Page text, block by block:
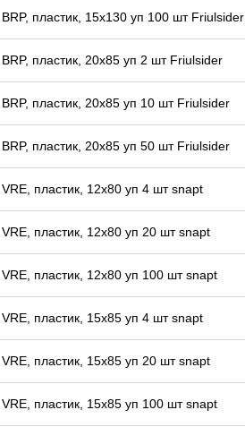
BRP, пластик, 15x130 уп 100 шт Friulsider
BRP, пластик, 20x85 уп 2 шт Friulsider
BRP, пластик, 20x85 уп 10 шт Friulsider
BRP, пластик, 20x85 уп 50 шт Friulsider
VRE, пластик, 12x80 уп 4 шт snapt
VRE, пластик, 12x80 уп 20 шт snapt
VRE, пластик, 12x80 уп 100 шт snapt
VRE, пластик, 15x85 уп 4 шт snapt
VRE, пластик, 15x85 уп 20 шт snapt
VRE, пластик, 15x85 уп 100 шт snapt